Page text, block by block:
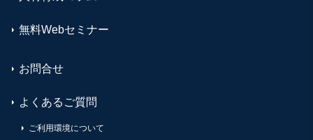
無料Webセミナー
お問合せ
よくあるご質問
ご利用環境について